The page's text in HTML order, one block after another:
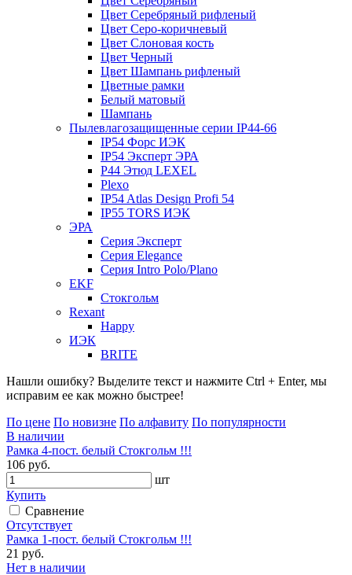
Цвет Серебряный рифленый
Цвет Серо-коричневый
Цвет Слоновая кость
Цвет Черный
Цвет Шампань рифленый
Цветные рамки
Белый матовый
Шампань
Пылевлагозащищенные серии IP44-66
IP54 Форс ИЭК
IP54 Эксперт ЭРА
P44 Этюд LEXEL
Plexo
IP54 Atlas Design Profi 54
IP55 TORS ИЭК
ЭРА
Серия Эксперт
Серия Elegance
Серия Intro Polo/Plano
EKF
Стокгольм
Rexant
Happy
ИЭК
BRITE
Нашли ошибку? Выделите текст и нажмите Ctrl + Enter, мы
исправим ее как можно быстрее!
По цене По новизне По алфавиту По популярности
В наличии
Рамка 4-пост. белый Стокгольм !!!
106 руб.
шт
Купить
Сравнение
Отсутствует
Рамка 1-пост. белый Стокгольм !!!
21 руб.
Нет в наличии